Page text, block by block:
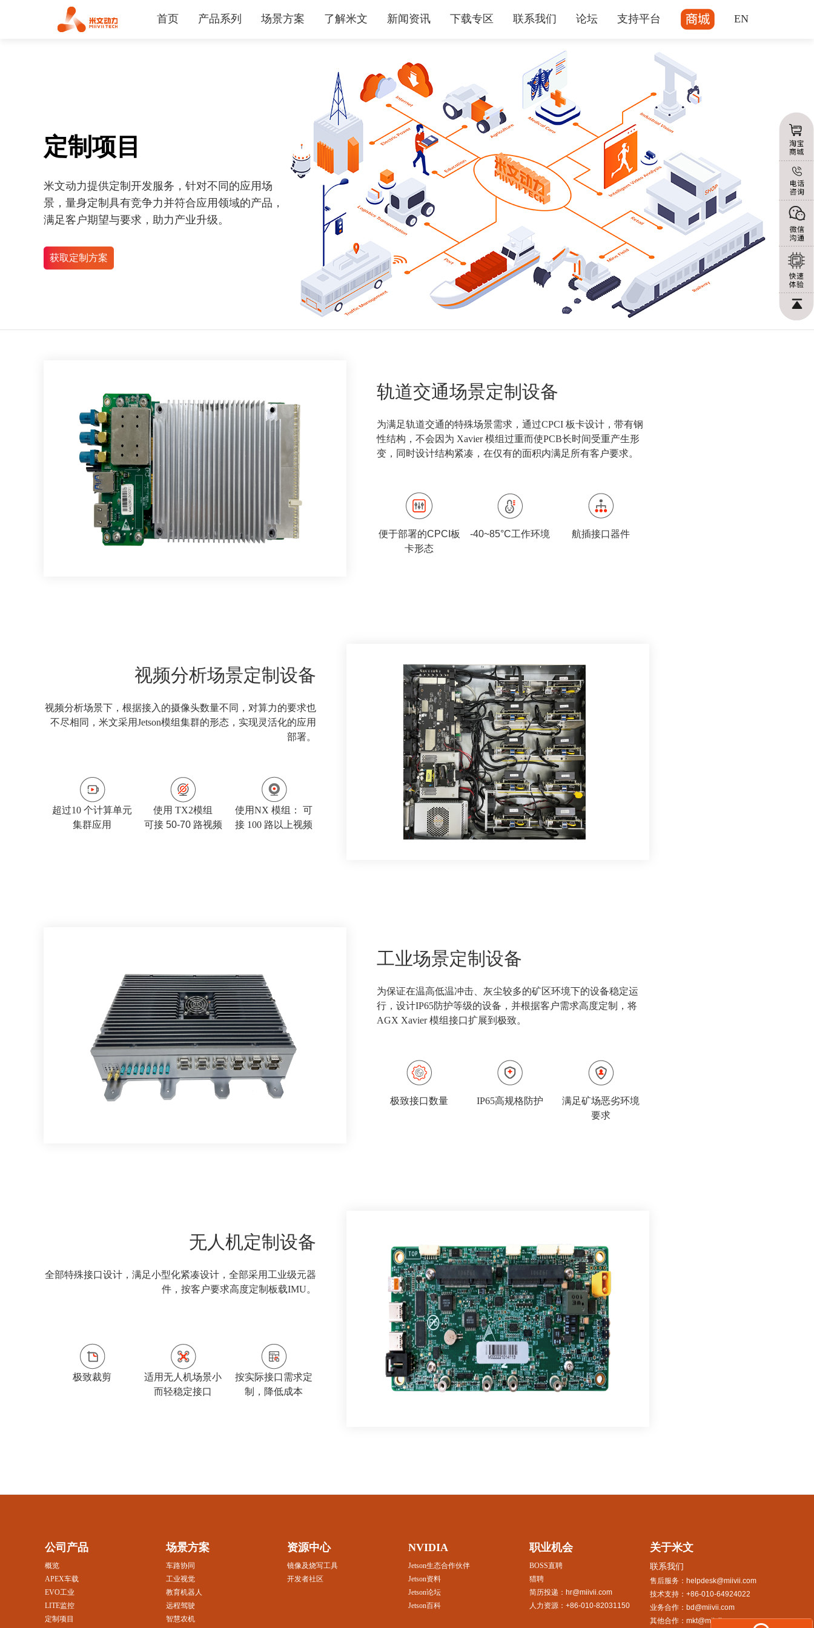
首页 产品系列 场景方案 了解米文 新闻资讯 下载专区 联系我们 论坛 支持平台 EN
定制项目
米文动力提供定制开发服务，针对不同的应用场
景，量身定制具有竞争力并符合应用领域的产品，
满足客户期望与要求，助力产业升级。
获取定制方案
轨道交通场景定制设备
为满足轨道交通的特殊场景需求，通过CPCI 板卡设计，带有钢
性结构，不会因为 Xavier 模组过重而使PCB长时间受重产生形
变，同时设计结构紧凑，在仅有的面积内满足所有客户要求。
便于部署的CPCI板
卡形态
-40~85°C工作环境 航插接口器件
视频分析场景定制设备
视频分析场景下，根据接入的摄像头数量不同，对算力的要求也
不尽相同，米文采用Jetson模组集群的形态，实现灵活化的应用
部署。
超过10 个计算单元
集群应用
使用 TX2模组
可接 50-70 路视频
使用NX 模组： 可
接 100 路以上视频
工业场景定制设备
为保证在温高低温冲击、灰尘较多的矿区环境下的设备稳定运
行，设计IP65防护等级的设备，并根据客户需求高度定制，将
AGX Xavier 模组接口扩展到极致。
极致接口数量 IP65高规格防护
满足矿场恶劣环境
要求
无人机定制设备
全部特殊接口设计，满足小型化紧凑设计，全部采用工业级元器
件，按客户要求高度定制板载IMU。
极致裁剪
适用无人机场景小
而轻稳定接口
按实际接口需求定
制，降低成本
公司产品
概览
APEX车载
EVO工业
LITE监控
定制项目
场景方案
车路协同
工业视觉
教育机器人
远程驾驶
智慧农机
资源中心
镜像及烧写工具
开发者社区
NVIDIA
Jetson生态合作伙伴
Jetson资料
Jetson论坛
Jetson百科
职业机会
BOSS直聘
猎聘
简历投递：hr@miivii.com
人力资源：+86-010-82031150
关于米文
联系我们
售后服务：helpdesk@miivii.com
技术支持：+86-010-64924022
业务合作：bd@miivii.com
其他合作：mkt@miivii.com